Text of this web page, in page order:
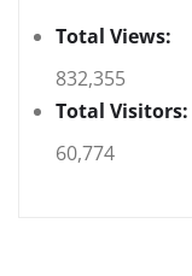
Total Views:
832,355
Total Visitors:
60,774